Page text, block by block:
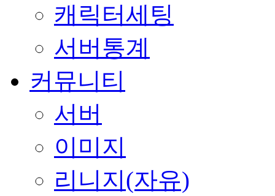
캐릭터세팅
서버통계
커뮤니티
서버
이미지
리니지(자유)